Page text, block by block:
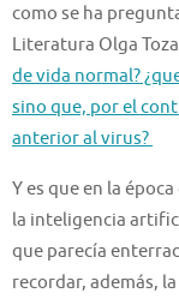
como se ha
Literatura Olga
de vida normal?
sino que, por el
anterior al virus?
Y es queen la
la inteligencia
que parecía
recordar, además,